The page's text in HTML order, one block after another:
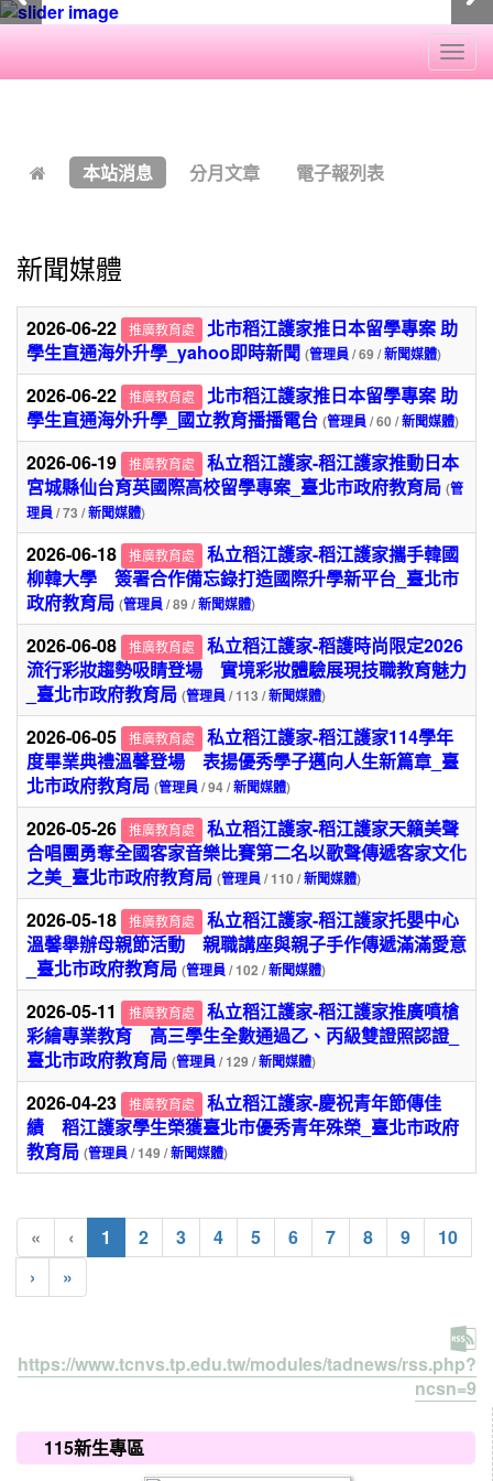
本站消息 分月文章 電子報列表
新聞媒體
2026-06-22 推廣教育處
北市稻江護家推日本留學專案 助
學生直通海外升學_yahoo即時新聞 (管理員/ 69 /新聞媒體)
2026-06-22 推廣教育處
北市稻江護家推日本留學專案 助
學生直通海外升學_國立教育播播電台 (管理員/ 60 /新聞媒體)
2026-06-19 推廣教育處
私立稻江護家-稻江護家推動日本
宮城縣仙台育英國際高校留學專案_臺北市政府教育局 (管
理員/ 73 /新聞媒體)
2026-06-18 推廣教育處
私立稻江護家-稻江護家攜手韓國
柳韓大學 簽署合作備忘錄打造國際升學新平台_臺北市
政府教育局 (管理員/ 89 /新聞媒體)
2026-06-08 推廣教育處
私立稻江護家-稻護時尚限定2026
流行彩妝趨勢吸睛登場 實境彩妝體驗展現技職教育魅力
_臺北市政府教育局 (管理員/ 113 /新聞媒體)
2026-06-05 推廣教育處
私立稻江護家-稻江護家114學年
度畢業典禮溫馨登場 表揚優秀學子邁向人生新篇章_臺
北市政府教育局 (管理員/ 94 /新聞媒體)
2026-05-26 推廣教育處
私立稻江護家-稻江護家天籟美聲
合唱團勇奪全國客家音樂比賽第二名以歌聲傳遞客家文化
之美_臺北市政府教育局 (管理員/ 110 /新聞媒體)
2026-05-18 推廣教育處
私立稻江護家-稻江護家托嬰中心
溫馨舉辦母親節活動 親職講座與親子手作傳遞滿滿愛意
_臺北市政府教育局 (管理員/ 102 /新聞媒體)
2026-05-11 推廣教育處
私立稻江護家-稻江護家推廣噴槍
彩繪專業教育 高三學生全數通過乙、丙級雙證照認證_
臺北市政府教育局 (管理員/ 129 /新聞媒體)
2026-04-23 推廣教育處
私立稻江護家-慶祝青年節傳佳
績 稻江護家學生榮獲臺北市優秀青年殊榮_臺北市政府
教育局 (管理員/ 149 /新聞媒體)
« ‹ 1 (current)
2 3 4 5 6 7 8 9
10
›
»
https://www.tcnvs.tp.edu.tw/modules/tadnews/rss.php?
ncsn=9
115新生專區